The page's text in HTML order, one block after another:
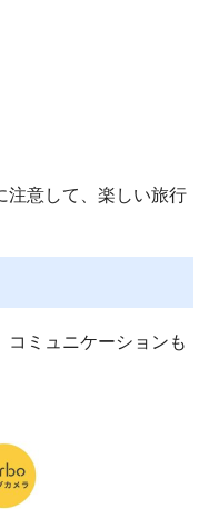
注意して、楽しい旅行
コミュニケーションも